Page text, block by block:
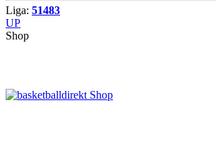
Liga: 51483
UP
Shop